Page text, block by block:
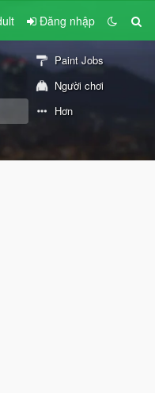
Đăng nhập
Paint Jobs
Người chơi
Hơn